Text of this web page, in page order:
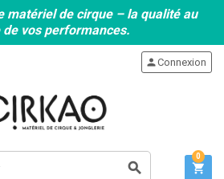
matériel de cirque – la qualité au
de vos performances.
search
personConnexion
shopping_cart
0